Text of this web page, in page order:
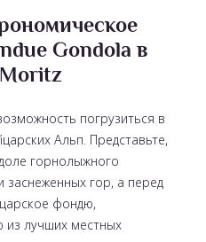
Gondola в
погрузиться в
Альп. Представьте,
горнолыжного
гор, а перед
фондю,
лучших местных